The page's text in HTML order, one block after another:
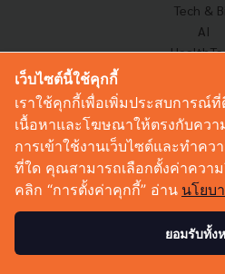
Tech &
AI
Corp
Saucy
Based
Videos
เว็บไซต์นี้ใช้คุกกี้
เราใช้คุกกี้เพื่อเพิ่มประสบการณ์
เนื้อหาและโฆษณาให้ตรงกับควา
การเข้าใช้งานเว็บไซต์และทำคว
ที่ใด คุณสามารถเลือกตั้งค่าควา
คลิก “การตั้งค่าคุกกี้” อ่าน นโยบ
ยอมรับทั้ง